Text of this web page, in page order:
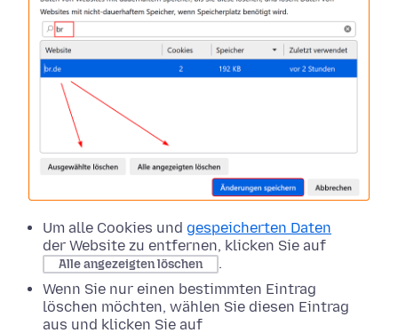
Um alle Cookies und gespeicherten Daten
der Website zu entfernen, klicken Sie auf
Alle angezeigten löschen
.
Wenn Sie nur einen bestimmten Eintrag
löschen möchten, wählen Sie diesen Eintrag
aus und klicken Sie auf